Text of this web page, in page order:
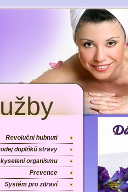
Revoluční hubnutí
doplňků stravy
organismu
Prevence
Systém pro zdraví